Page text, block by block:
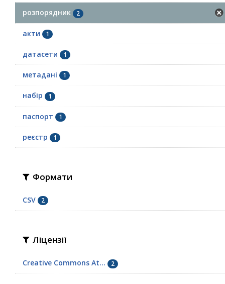
розпорядник 2
акти 1
датасети 1
метадані 1
набір 1
паспорт 1
реєстр 1
Формати
CSV 2
Ліцензії
Creative Commons At... 2